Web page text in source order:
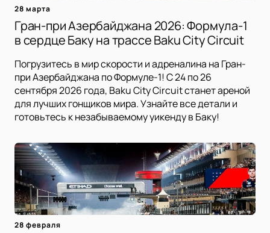
28 марта
Гран-при Азербайджана 2026: Формула-1
в сердце Баку на трассе Baku City Circuit
Погрузитесь в мир скорости и адреналина на Гран-
при Азербайджана по Формуле-1! С 24 по 26
сентября 2026 года, Baku City Circuit станет ареной
для лучших гонщиков мира. Узнайте все детали и
готовьтесь к незабываемому уикенду в Баку!
28 февраля